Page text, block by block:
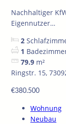
Nachhaltiger
Eigennutzer…
2
1
79.9 m²
Ringstr. 15,
€380.500
Wohnung
Neubau